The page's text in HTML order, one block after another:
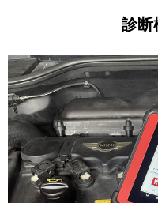
診断